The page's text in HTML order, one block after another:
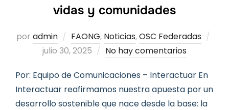
vidas y comunidades
por admin FAONG, Noticias,OSC Federadas
julio 30, 2025 No hay comentarios
Por: Equipo de Comunicaciones – Interactuar En
Interactuar reafirmamos nuestra apuesta por un
desarrollo sostenible que nace desde la base: la